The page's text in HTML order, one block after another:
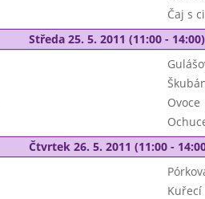
Čaj s
Středa 25. 5. 2011 (11:00 - 14:00)
Ovoce
Čtvrtek 26. 5. 2011 (11:00 -
Kuřecí